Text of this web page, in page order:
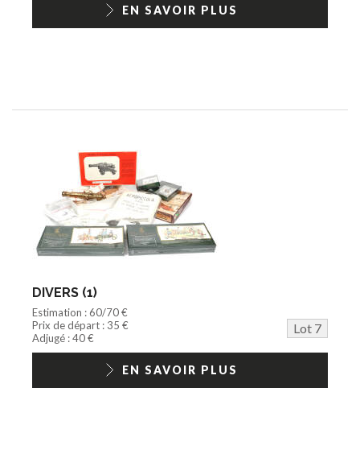
EN SAVOIR PLUS
DIVERS (1)
Estimation : 60/70 €
Prix de départ : 35 €
Lot 7
Adjugé : 40 €
EN SAVOIR PLUS